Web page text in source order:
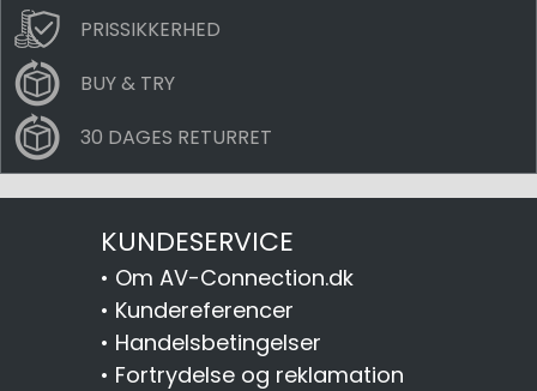
PRISSIKKERHED
BUY & TRY
30 DAGES RETURRET
KUNDESERVICE
• Om AV-Connection.dk
• Kundereferencer
• Handelsbetingelser
• Fortrydelse og reklamation